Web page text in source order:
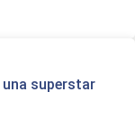
una superstar